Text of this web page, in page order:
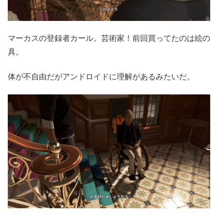
マーカスの登録者カール。芸術家！前回買ってたのは絵の
具。
体が不自由だがアンドロイドに理解があるみたいだ。